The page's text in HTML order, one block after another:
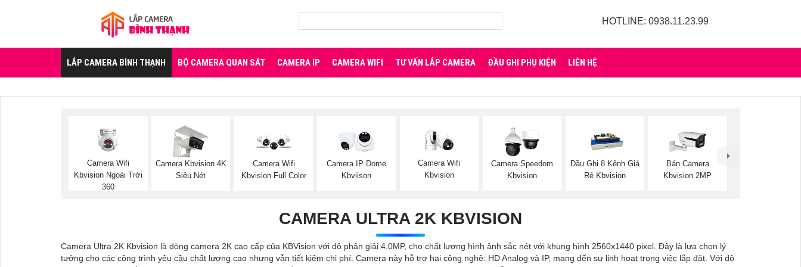
HOTLINE: 0938.11.23.99
LẮP CAMERA BÌNH THẠNH BỘ CAMERA QUAN SÁT CAMERA IP CAMERA WIFI TƯ VẤN LẮP CAMERA ĐẦU GHI PHỤ KIỆN LIÊN HỆ
Camera Wifi
Kbvision Ngoài Trời
360
Camera Kbvision 4K
Siêu Nét
Camera Wifi
Kbvision Full Color
Camera IP Dome
Kbviison
Camera Wifi
Kbvision
Camera Speedom
Kbvision
Đầu Ghi 8 Kênh Giá
Rẻ Kbvision
Bán Camera
Kbvision 2MP
CAMERA ULTRA 2K KBVISION
Camera Ultra 2K Kbvision là dòng camera 2K cao cấp của KBVision với độ phân giải 4.0MP, cho chất lượng hình ảnh sắc nét với khung hình 2560x1440 pixel. Đây là lựa chọn lý
tưởng cho các công trình yêu cầu chất lượng cao nhưng vẫn tiết kiệm chi phí. Camera này hỗ trợ hai công nghệ: HD Analog và IP, mang đến sự linh hoạt trong việc lắp đặt. Với độ